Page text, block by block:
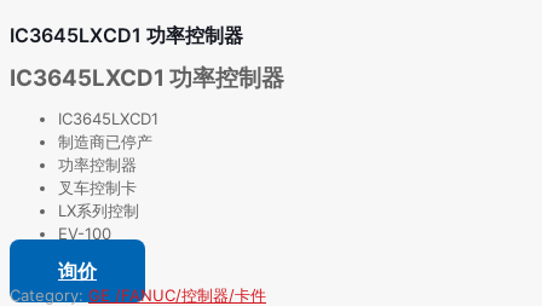
IC3645LXCD1 功率控制器
IC3645LXCD1 功率控制器
IC3645LXCD1
制造商已停产
功率控制器
叉车控制卡
LX系列控制
EV-100
询价
Category: GE /FANUC/控制器/卡件